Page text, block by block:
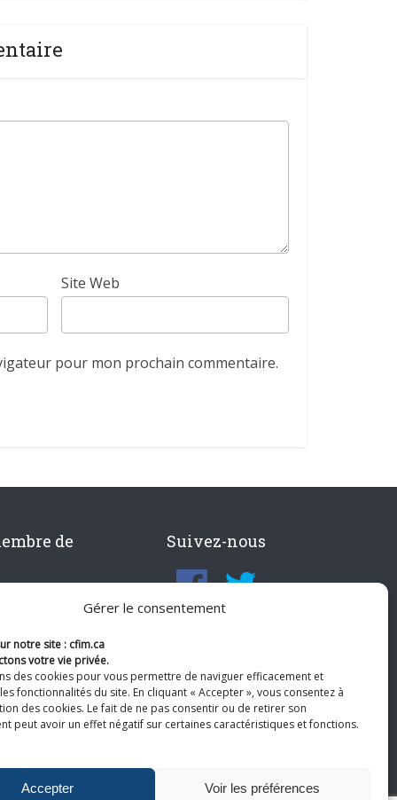
Gérer le consentement
notre site : cfim.ca
votre vie privée.
des cookies pour vous permettre de naviguer efficacement et
fonctionnalités du site. En cliquant « Accepter », vous consentez à
des cookies. Le fait de ne pas consentir ou de retirer son
peut avoir un effet négatif sur certaines caractéristiques et fonctions.
Accepter Voir les préférences
Site Web
pour mon prochain commentaire.
de
Suivez-nous